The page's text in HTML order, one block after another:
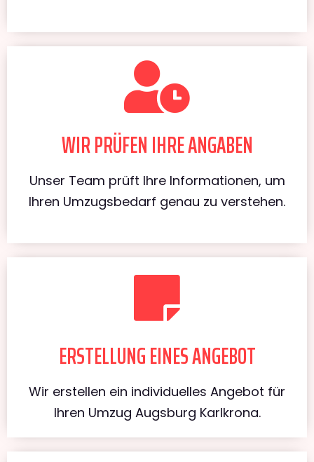
WIR PRÜFEN IHRE ANGABEN
Unser Team prüft Ihre Informationen, um
Ihren Umzugsbedarf genau zu verstehen.
ERSTELLUNG EINES ANGEBOT
Wir erstellen ein individuelles Angebot für
Ihren Umzug Augsburg Karlkrona.